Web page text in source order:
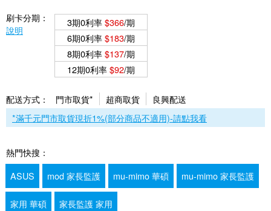
刷卡分期：
說明
3期0利率$366/期
6期0利率$183/期
8期0利率$137/期
12期0利率$92/期
配送方式： 門市取貨* 超商取貨
良興配送
*滿千元門市取貨現折1%(部分商品不適用)-請點我看
熱門快搜：
ASUS
mod 家長監護 mu-mimo 華碩 mu-mimo 家長監護
家用 華碩 家長監護 家用